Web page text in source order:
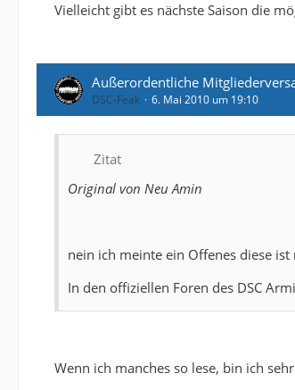
Vielleicht gibt es nächste Saison die
Außerordentliche
DSC-Feak 6. Mai 2010 um 19:10
Zitat
Original von Neu Amin
nein ich meinte ein Offenes diese
In den offiziellen Foren des DSC
Wenn ich manches so lese, bin ich